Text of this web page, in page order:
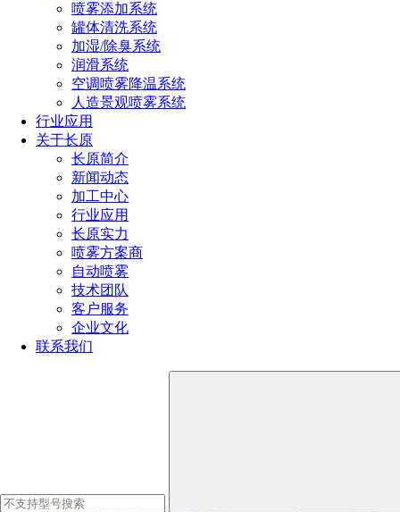
喷雾添加系统
罐体清洗系统
加湿/除臭系统
润滑系统
空调喷雾降温系统
人造景观喷雾系统
行业应用
关于长原
长原简介
新闻动态
加工中心
行业应用
长原实力
喷雾方案商
自动喷雾
技术团队
客户服务
企业文化
联系我们
高压微雾喷雾设备：使用高压喷头喷射水雾颗粒，捕捉粉尘。
低压大流量喷头：适合粉尘浓度高的区域，通过喷淋覆盖降
干雾抑尘系统：由干雾抑尘主机、储气罐、空压机、过滤罐、
增压泵、干雾水汽分配器、干雾万向节总成、超声波干雾除尘
喷头、防滴漏干雾喷雾箱等组成。
湿物料，强吸附力，降尘效果好，运行成本低，维护简单